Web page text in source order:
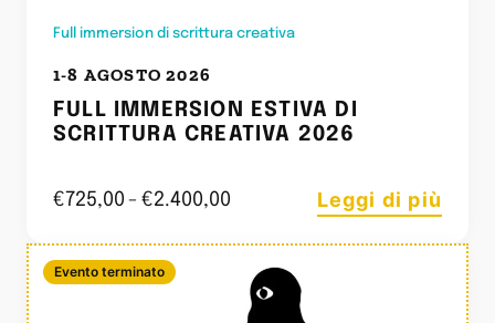
Full immersion di scrittura creativa
1-8 AGOSTO 2026
FULL IMMERSION ESTIVA DI
SCRITTURA CREATIVA 2026
€725,00 - €2.400,00 Leggi di più
Evento terminato